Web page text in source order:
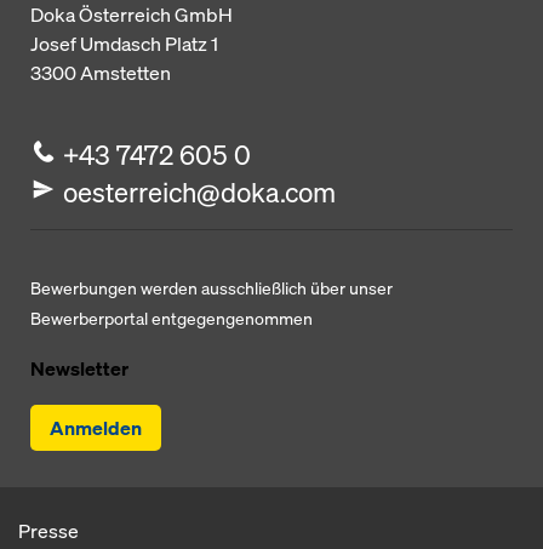
Doka Österreich GmbH
Josef Umdasch Platz 1
3300Amstetten
+43 7472 605 0
oesterreich@doka.com
Bewerbungen werden ausschließlich über unser
Bewerberportal entgegengenommen
Newsletter
Anmelden
Presse